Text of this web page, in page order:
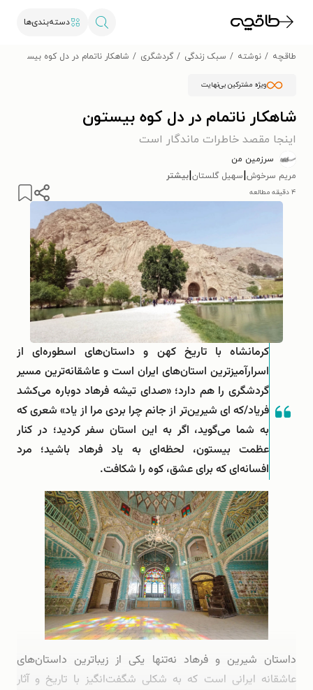
دسته‌بندی‌ها
طاقچه نوشته سبک زندگی گردشگری شاهکار ناتمام در دل کوه بیستون
ویژه مشترکین بی‌نهایت
شاهکار ناتمام در دل کوه بیستون
اینجا مقصد خاطرات ماندگار است
سرزمین من
مریم سرخوش سهیل گلستان بیشتر
۴ دقیقه مطالعه
کرمانشاه با تاریخ کهن و داستان‌های اسطوره‌ای‌ از
اسرارآمیزترین استان‌های ایران است و عاشقانه‌ترین مسیر
گردشگری را هم دارد؛ «صدای تیشه فرهاد دوباره می‌کشد
فریاد/‎که ای شیرین‌تر از جانم چرا بردی مرا از یاد» شعری که
به شما می‌گوید، اگر به این استان سفر کردید؛ در کنار
عظمت بیستون، لحظه‌ای به یاد فرهاد باشید؛ مرد
افسانه‌ای که برای عشق، کوه را شکافت.
داستان شیرین و فرهاد نه‌تنها یکی از زیباترین داستان‌های
عاشقانه‌ ایرانی است که به ‌شکلی شگفت‌انگیز با تاریخ و آثار